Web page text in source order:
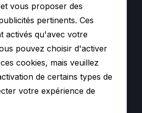
vous proposer des
pertinents. Ces
activés qu'avec votre
pouvez choisir d'activer
cookies, mais veuillez
de certains types de
votre expérience de